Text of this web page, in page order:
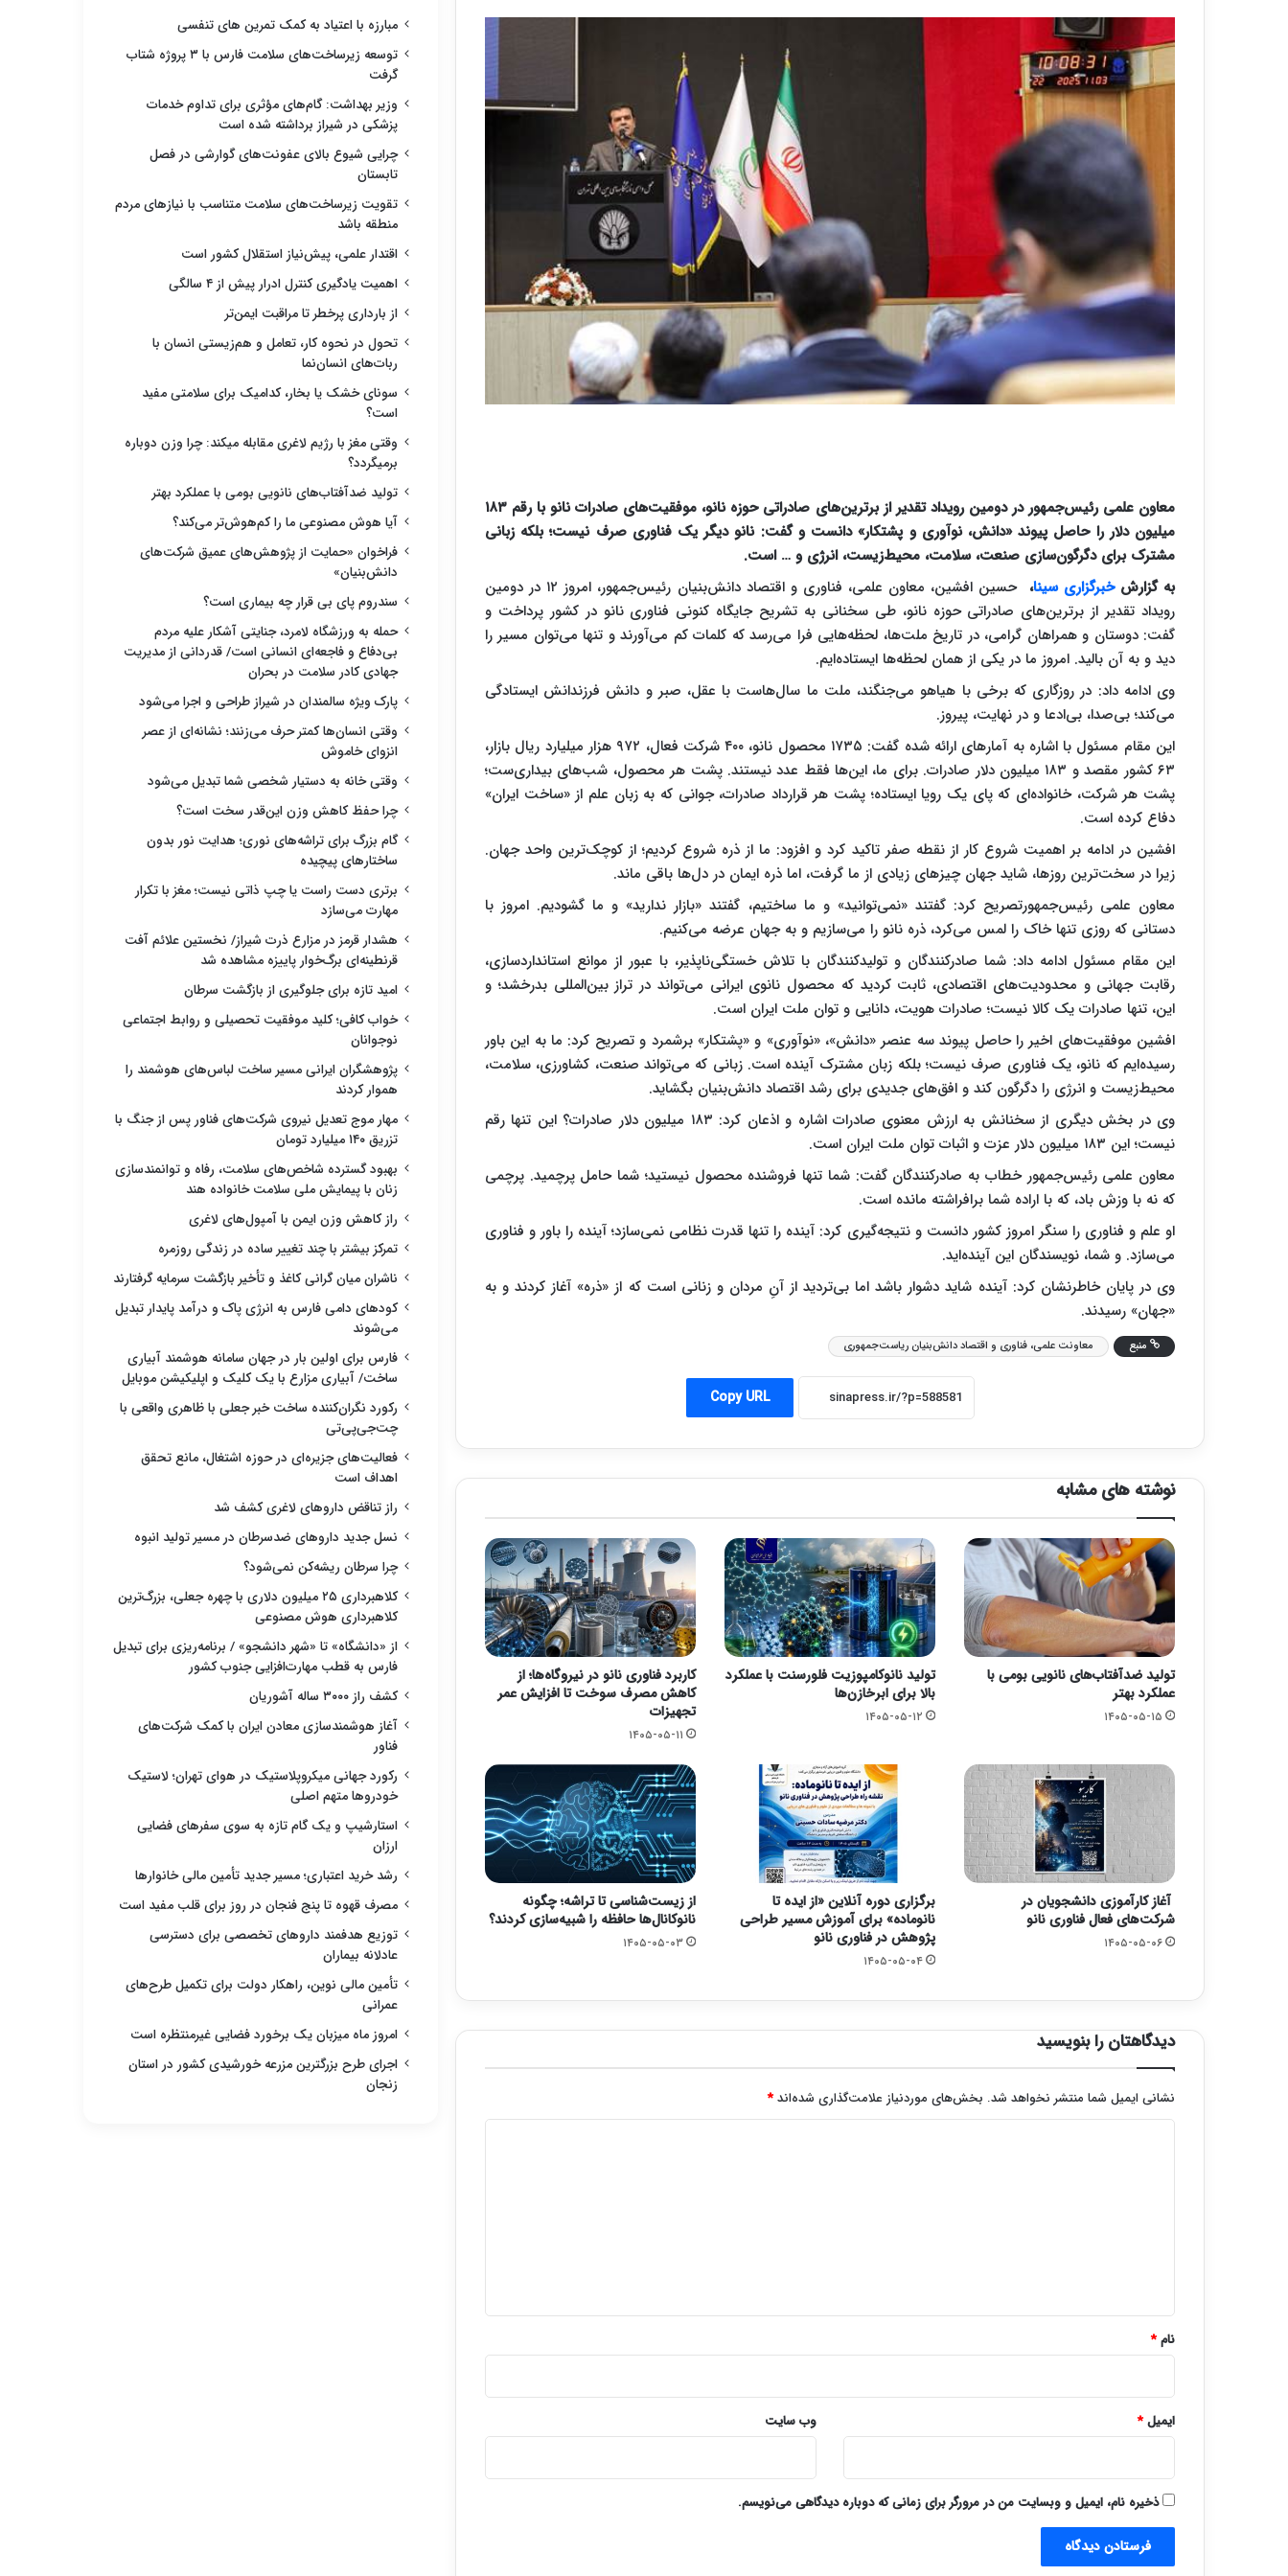
معاون علمی رئیس‌جمهور در دومین رویداد تقدیر از برترین‌های صادراتی حوزه نانو، موفقیت‌های صادرات نانو با رقم ۱۸۳
میلیون دلار را حاصل پیوند «دانش، نوآوری و پشتکار» دانست و گفت: نانو دیگر یک فناوری صرف نیست؛ بلکه زبانی
مشترک برای دگرگون‌سازی صنعت، سلامت، محیط‌زیست، انرژی و … است.
به گزارش خبرگزاری سینا،
حسین افشین، معاون علمی، فناوری و اقتصاد دانش‌بنیان رئیس‌جمهور، امروز ۱۲ در دومین
رویداد تقدیر از برترین‌های صادراتی حوزه نانو، طی سخنانی به تشریح جایگاه کنونی فناوری نانو در کشور پرداخت و
گفت: دوستان و همراهان گرامی، در تاریخ ملت‌ها، لحظه‌هایی فرا می‌رسد که کلمات کم می‌آورند و تنها می‌توان مسیر را
دید و به آن بالید. امروز ما در یکی از همان لحظه‌ها ایستاده‌ایم.
وی ادامه داد: در روزگاری که برخی با هیاهو می‌جنگند، ملت ما سال‌هاست با عقل، صبر و دانش فرزندانش ایستادگی
می‌کند؛ بی‌صدا، بی‌ادعا و در نهایت، پیروز.
این مقام مسئول با اشاره به آمارهای ارائه شده گفت: ۱۷۳۵ محصول نانو، ۴۰۰ شرکت فعال، ۹۷۲ هزار میلیارد ریال بازار،
۶۳ کشور مقصد و ۱۸۳ میلیون دلار صادرات. برای ما، این‌ها فقط عدد نیستند. پشت هر محصول، شب‌های بیداری‌ست؛
پشت هر شرکت، خانواده‌ای که پای یک رویا ایستاده؛ پشت هر قرارداد صادرات، جوانی که به زبان علم از «ساخت ایران»
دفاع کرده است.
افشین در ادامه بر اهمیت شروع کار از نقطه صفر تاکید کرد و افزود: ما از ذره شروع کردیم؛ از کوچک‌ترین واحد جهان.
زیرا در سخت‌ترین روزها، شاید جهان چیزهای زیادی از ما گرفت، اما ذره ایمان در دل‌ها باقی ماند.
معاون علمی رئیس‌جمهورتصریح کرد: گفتند «نمی‌توانید» و ما ساختیم، گفتند «بازار ندارید» و ما گشودیم. امروز با
دستانی که روزی تنها خاک را لمس می‌کرد، ذره نانو را می‌سازیم و به جهان عرضه می‌کنیم.
این مقام مسئول ادامه داد: شما صادرکنندگان و تولیدکنندگان با تلاش خستگی‌ناپذیر، با عبور از موانع استانداردسازی،
رقابت جهانی و محدودیت‌های اقتصادی، ثابت کردید که محصول نانوی ایرانی می‌تواند در تراز بین‌المللی بدرخشد؛ و
این، تنها صادرات یک کالا نیست؛ صادرات هویت، دانایی و توان ملت ایران است.
افشین موفقیت‌های اخیر را حاصل پیوند سه عنصر «دانش»، «نوآوری» و «پشتکار» برشمرد و تصریح کرد: ما به این باور
رسیده‌ایم که نانو، یک فناوری صرف نیست؛ بلکه زبان مشترک آینده است. زبانی که می‌تواند صنعت، کشاورزی، سلامت،
محیط‌زیست و انرژی را دگرگون کند و افق‌های جدیدی برای رشد اقتصاد دانش‌بنیان بگشاید.
وی در بخش دیگری از سخنانش به ارزش معنوی صادرات اشاره و اذعان کرد: ۱۸۳ میلیون دلار صادرات؟ این تنها رقم
نیست؛ این ۱۸۳ میلیون دلار عزت و اثبات توان ملت ایران است.
معاون علمی رئیس‌جمهور خطاب به صادرکنندگان گفت: شما تنها فروشنده محصول نیستید؛ شما حامل پرچمید. پرچمی
که نه با وزش باد، که با اراده شما برافراشته مانده است.
او علم و فناوری را سنگر امروز کشور دانست و نتیجه‌گیری کرد: آینده را تنها قدرت نظامی نمی‌سازد؛ آینده را باور و فناوری
می‌سازد. و شما، نویسندگان این آینده‌اید.
وی در پایان خاطرنشان کرد: آینده شاید دشوار باشد اما بی‌تردید از آنِ مردان و زنانی است که از «ذره» آغاز کردند و به
«جهان» رسیدند.
منبع معاونت علمی، فناوری و اقتصاد دانش‌بنیان ریاست‌جمهوری
Copy URL
نوشته های مشابه
تولید ضدآفتاب‌های نانویی بومی با
عملکرد بهتر
۱۴۰۵-۰۵-۱۵
تولید نانوکامپوزیت فلورسنت با عملکرد
بالا برای ابرخازن‌ها
۱۴۰۵-۰۵-۱۲
کاربرد فناوری نانو در نیروگاه‌ها؛ از
کاهش مصرف سوخت تا افزایش عمر
تجهیزات
۱۴۰۵-۰۵-۱۱
آغاز کارآموزی دانشجویان در
شرکت‌های فعال فناوری نانو
۱۴۰۵-۰۵-۰۶
برگزاری دوره آنلاین «از ایده تا
نانوماده» برای آموزش مسیر طراحی
پژوهش در فناوری نانو
۱۴۰۵-۰۵-۰۴
از زیست‌شناسی تا تراشه؛ چگونه
نانوکانال‌ها حافظه را شبیه‌سازی کردند؟
۱۴۰۵-۰۵-۰۳
دیدگاهتان را بنویسید
نشانی ایمیل شما منتشر نخواهد شد. بخش‌های موردنیاز علامت‌گذاری شده‌اند*
نام*
ایمیل* وب‌ سایت
ذخیره نام، ایمیل و وبسایت من در مرورگر برای زمانی که دوباره دیدگاهی می‌نویسم.
مبارزه با اعتیاد به کمک تمرین های تنفسی
توسعه زیرساخت‌های سلامت فارس با ۳ پروژه شتاب
گرفت
وزیر بهداشت: گام‌های مؤثری برای تداوم خدمات
پزشکی در شیراز برداشته شده است
چرایی شیوع بالای عفونت‌های گوارشی در فصل
تابستان
تقویت زیرساخت‌های سلامت متناسب با نیازهای مردم
منطقه باشد
اقتدار علمی، پیش‌نیاز استقلال کشور است
اهمیت یادگیری کنترل ادرار پیش از ۴ سالگی
از بارداری پرخطر تا مراقبت ایمن‌تر
تحول در نحوه کار، تعامل و هم‌زیستی انسان با
ربات‌های انسان‌نما
سونای خشک یا بخار، کدامیک برای سلامتی مفید
است؟
وقتی مغز با رژیم لاغری مقابله میکند: چرا وزن دوباره
برمیگردد؟
تولید ضدآفتاب‌های نانویی بومی با عملکرد بهتر
آیا هوش مصنوعی ما را کم‌هوش‌تر می‌کند؟
فراخوان «حمایت از پژوهش‌های عمیق شرکت‌های
دانش‌بنیان»
سندروم پای بی قرار چه بیماری است؟
حمله به ورزشگاه لامرد، جنایتی آشکار علیه مردم
بی‌دفاع و فاجعه‌ای انسانی است/ قدردانی از مدیریت
جهادی کادر سلامت در بحران
پارک ویژه سالمندان در شیراز طراحی و اجرا می‌شود
وقتی انسان‌ها کمتر حرف می‌زنند؛ نشانه‌ای از عصر
انزوای خاموش
وقتی خانه به دستیار شخصی شما تبدیل می‌شود
چرا حفظ کاهش وزن این‌قدر سخت است؟
گام بزرگ برای تراشه‌های نوری؛ هدایت نور بدون
ساختارهای پیچیده
برتری دست راست یا چپ ذاتی نیست؛ مغز با تکرار
مهارت می‌سازد
هشدار قرمز در مزارع ذرت شیراز/ نخستین علائم آفت
قرنطینه‌ای برگ‌خوار پاییزه مشاهده شد
امید تازه برای جلوگیری از بازگشت سرطان
خواب کافی؛ کلید موفقیت تحصیلی و روابط اجتماعی
نوجوانان
پژوهشگران ایرانی مسیر ساخت لباس‌های هوشمند را
هموار کردند
مهار موج تعدیل نیروی شرکت‌های فناور پس از جنگ با
تزریق ۱۴۰ میلیارد تومان
بهبود گسترده شاخص‌های سلامت، رفاه و توانمندسازی
زنان با پیمایش ملی سلامت خانواده هند
راز کاهش وزن ایمن با آمپول‌های لاغری
تمرکز بیشتر با چند تغییر ساده در زندگی روزمره
ناشران میان گرانی کاغذ و تأخیر بازگشت سرمایه گرفتارند
کودهای دامی فارس به انرژی پاک و درآمد پایدار تبدیل
می‌شوند
فارس برای اولین بار در جهان سامانه هوشمند آبیاری
ساخت/ آبیاری مزارع با یک کلیک و اپلیکیشن موبایل
رکورد نگران‌کننده ساخت خبر جعلی با ظاهری واقعی با
چت‌جی‌پی‌تی
فعالیت‌های جزیره‌ای در حوزه اشتغال، مانع تحقق
اهداف است
راز تناقض داروهای لاغری کشف شد
نسل جدید داروهای ضدسرطان در مسیر تولید انبوه
چرا سرطان ریشه‌کن نمی‌شود؟
کلاهبرداری ۲۵ میلیون دلاری با چهره جعلی، بزرگ‌ترین
کلاهبرداری هوش مصنوعی
از «دانشگاه» تا «شهر دانشجو» / برنامه‌ریزی برای تبدیل
فارس به قطب مهارت‌افزایی جنوب کشور
کشف راز ۳۰۰۰ ساله آشوریان
آغاز هوشمندسازی معادن ایران با کمک شرکت‌های
فناور
رکورد جهانی میکروپلاستیک در هوای تهران؛ لاستیک
خودروها متهم اصلی
استارشیپ و یک گام تازه به سوی سفرهای فضایی
ارزان
رشد خرید اعتباری؛ مسیر جدید تأمین مالی خانوارها
مصرف قهوه تا پنج فنجان در روز برای قلب مفید است
توزیع هدفمند داروهای تخصصی برای دسترسی
عادلانه بیماران
تأمین مالی نوین، راهکار دولت برای تکمیل طرح‌های
عمرانی
امروز ماه میزبان یک برخورد فضایی غیرمنتظره است
اجرای طرح بزرگترین مزرعه خورشیدی کشور در استان
زنجان